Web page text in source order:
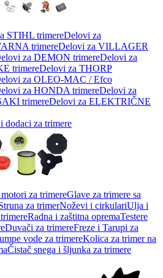
STIHL trimereDelovi za
trimereDelovi za VILLAGER
za DEMON trimereDelovi za
trimereDelovi za THORP
za OLEO-MAC / Efco
za HONDA trimereDelovi za
trimereDelovi za ELEKTRIČNE
dodaci za trimere
za trimereGlave za trimere sa
za trimerNoževi i cirkulariUlja i
Radna i zaštitna opremaTestere
Duvači za trimereFreze i Tarupi za
vode za trimereKolica za trimer na
Čistač snega i šljunka za trimere